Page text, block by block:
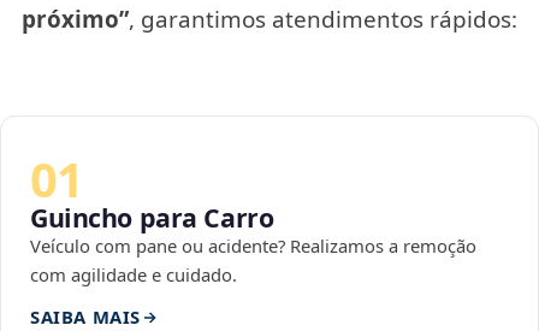
próximo”, garantimos atendimentos rápidos:
01
Guincho para Carro
Veículo com pane ou acidente? Realizamos a remoção
com agilidade e cuidado.
SAIBA MAIS